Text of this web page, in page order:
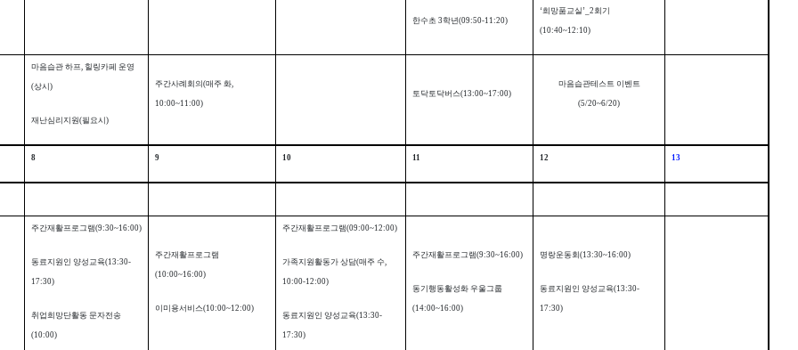
한수초 3학년(09:50-11:20)
‘희망품교실’_2회기
(10:40~12:10)
마음습관 하프, 힐링카페 운영
(상시)
재난심리지원(필요시)
주간사례회의(매주 화,
10:00~11:00)
토닥토닥버스(13:00~17:00)
마음습관테스트 이벤트
(5/20~6/20)
8 9 10 11 12 13
주간재활프로그램(9:30~16:00)
동료지원인 양성교육(13:30-
17:30)
취업희망단활동 문자전송
(10:00)
주간재활프로그램
(10:00~16:00)
이미용서비스(10:00~12:00)
주간재활프로그램(09:00~12:00)
가족지원활동가 상담(매주 수,
10:00-12:00)
동료지원인 양성교육(13:30-
17:30)
주간재활프로그램(9:30~16:00)
동기행동활성화 우울그룹
(14:00~16:00)
명랑운동회(13:30~16:00)
동료지원인 양성교육(13:30-
17:30)